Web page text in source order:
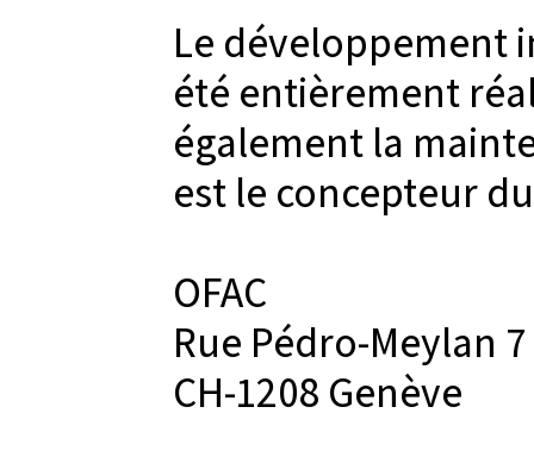
Le développement
été entièrement
également la
est le concepteur
OFAC
Rue Pédro-Meylan 7
CH-1208 Genève